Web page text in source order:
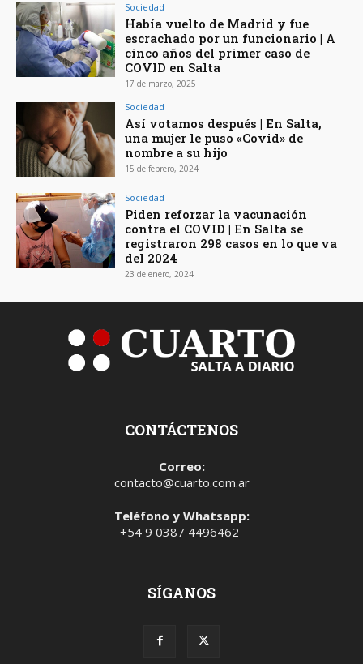
Sociedad
Había vuelto de Madrid y fue
escrachado por un funcionario | A
cinco años del primer caso de
COVID en Salta
17 de marzo, 2025
Sociedad
Así votamos después | En Salta,
una mujer le puso «Covid» de
nombre a su hijo
15 de febrero, 2024
Sociedad
Piden reforzar la vacunación
contra el COVID | En Salta se
registraron 298 casos en lo que va
del 2024
23 de enero, 2024
CONTÁCTENOS
Correo:
contacto@cuarto.com.ar
Teléfono y Whatsapp:
+54 9 0387 4496462
SÍGANOS